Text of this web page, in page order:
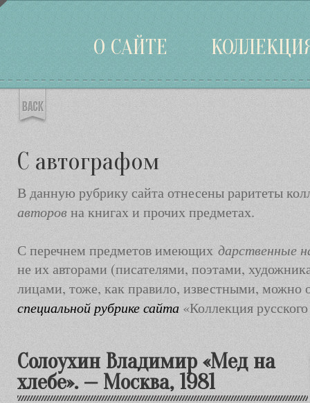
О САЙТЕ
С автографом
В данную рубрику сайта отнесены раритеты
авторовна книгах и прочих предметах.
С перечнем предметов имеющих дарственные
не их авторами (писателями, поэтами,
лицами, тоже, как правило, известными, можно
специальной рубрике сайта «Коллекция
Солоухин Владимир «Мед на
хлебе». — Москва, 1981